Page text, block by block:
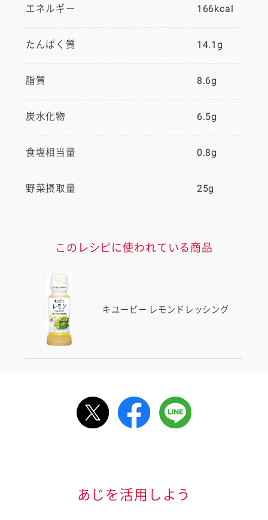
エネルギー 166kcal
たんぱく質 14.1g
脂質 8.6g
炭水化物 6.5g
食塩相当量 0.8g
野菜摂取量 25g
このレシピに使われている商品
キユーピー レモンドレッシング
あじを活用しよう